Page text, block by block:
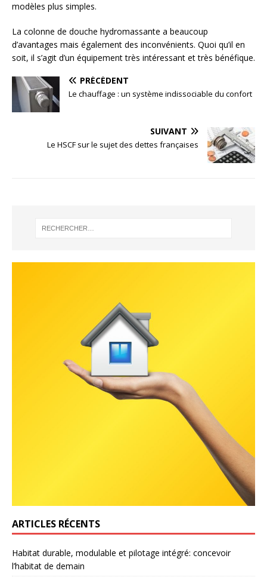
modèles plus simples.
La colonne de douche hydromassante a beaucoup
d’avantages mais également des inconvénients. Quoi qu’il en
soit, il s’agit d’un équipement très intéressant et très bénéfique.
PRÉCÉDENT
Le chauffage : un système indissociable du confort
SUIVANT
Le HSCF sur le sujet des dettes françaises
ARTICLES RÉCENTS
Habitat durable, modulable et pilotage intégré: concevoir
l’habitat de demain